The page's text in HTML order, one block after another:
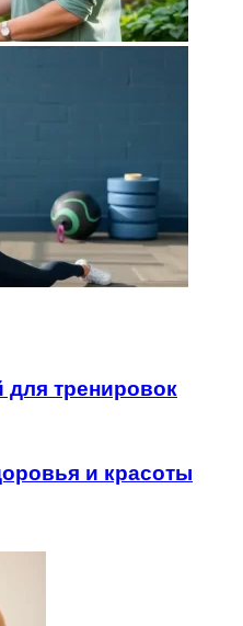
для тренировок
и красоты